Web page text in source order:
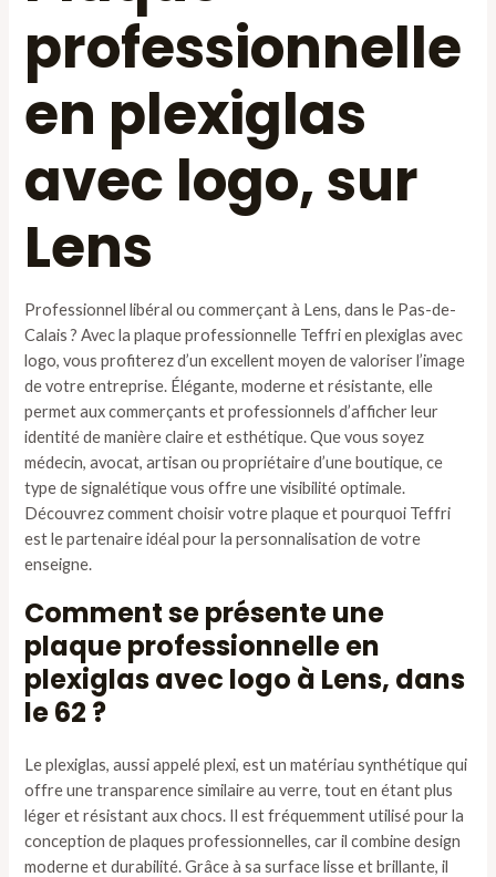
professionnelle
en plexiglas
avec logo, sur
Lens
Professionnel libéral ou commerçant à Lens, dans le Pas-de-
Calais ? Avec la plaque professionnelle Teffri en plexiglas avec
logo, vous profiterez d’un excellent moyen de valoriser l’image
de votre entreprise. Élégante, moderne et résistante, elle
permet aux commerçants et professionnels d’afficher leur
identité de manière claire et esthétique. Que vous soyez
médecin, avocat, artisan ou propriétaire d’une boutique, ce
type de signalétique vous offre une visibilité optimale.
Découvrez comment choisir votre plaque et pourquoi Teffri
est le partenaire idéal pour la personnalisation de votre
enseigne.
Comment se présente une
plaque professionnelle en
plexiglas avec logo à Lens, dans
le 62 ?
Le plexiglas, aussi appelé plexi, est un matériau synthétique qui
offre une transparence similaire au verre, tout en étant plus
léger et résistant aux chocs. Il est fréquemment utilisé pour la
conception de plaques professionnelles, car il combine design
moderne et durabilité. Grâce à sa surface lisse et brillante, il